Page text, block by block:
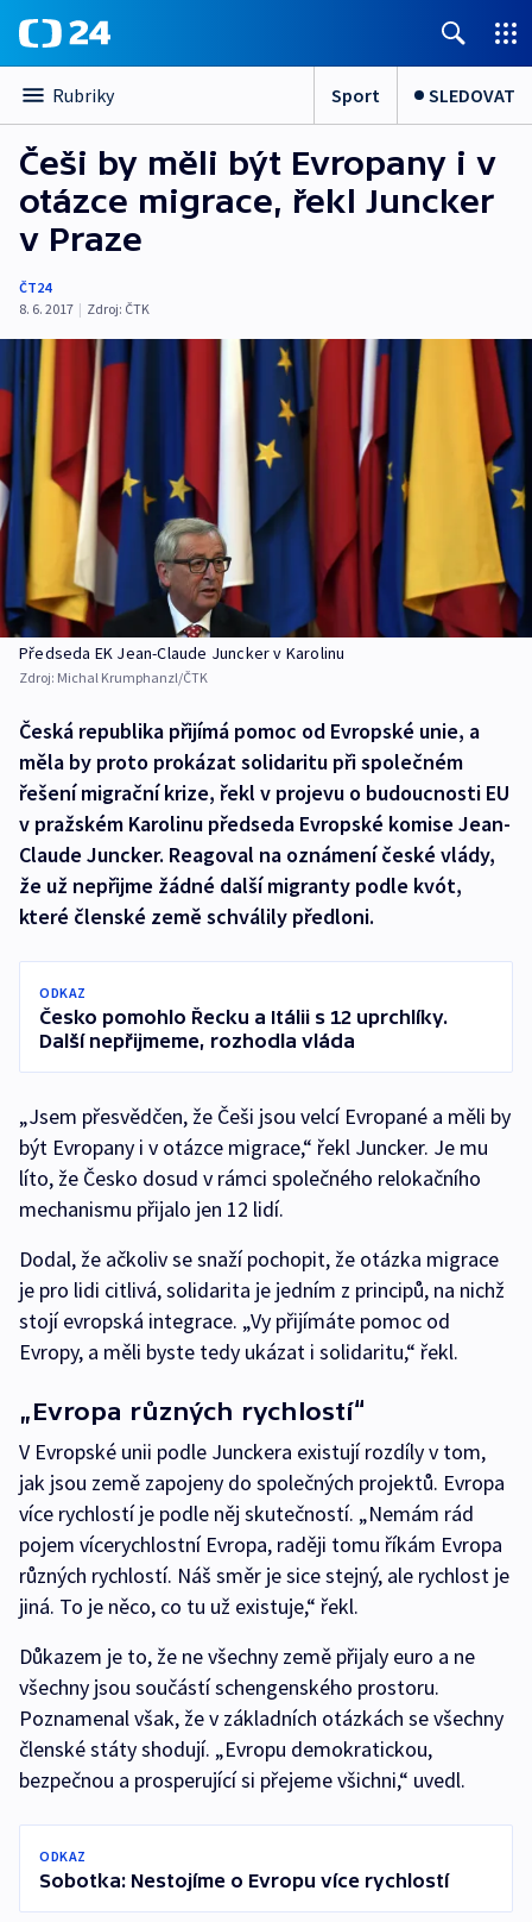
Rubriky Sport SLEDOVAT
Češi by měli být Evropany i v
otázce migrace, řekl Juncker
v Praze
ČT24
8. 6. 2017 | Zdroj: ČTK
Předseda EK Jean-Claude Juncker v Karolinu
Zdroj: Michal Krumphanzl/ČTK
Česká republika přijímá pomoc od Evropské unie, a
měla by proto prokázat solidaritu při společném
řešení migrační krize, řekl v projevu o budoucnosti EU
v pražském Karolinu předseda Evropské komise Jean-
Claude Juncker. Reagoval na oznámení české vlády,
že už nepřijme žádné další migranty podle kvót,
které členské země schválily předloni.
ODKAZ
Česko pomohlo Řecku a Itálii s 12 uprchlíky.
Další nepřijmeme, rozhodla vláda
„Jsem přesvědčen, že Češi jsou velcí Evropané a měli by
být Evropany i v otázce migrace,“ řekl Juncker. Je mu
líto, že Česko dosud v rámci společného relokačního
mechanismu přijalo jen 12 lidí.
Dodal, že ačkoliv se snaží pochopit, že otázka migrace
je pro lidi citlivá, solidarita je jedním z principů, na nichž
stojí evropská integrace. „Vy přijímáte pomoc od
Evropy, a měli byste tedy ukázat i solidaritu,“ řekl.
„Evropa různých rychlostí“
V Evropské unii podle Junckera existují rozdíly v tom,
jak jsou země zapojeny do společných projektů. Evropa
více rychlostí je podle něj skutečností. „Nemám rád
pojem vícerychlostní Evropa, raději tomu říkám Evropa
různých rychlostí. Náš směr je sice stejný, ale rychlost je
jiná. To je něco, co tu už existuje,“ řekl.
Důkazem je to, že ne všechny země přijaly euro a ne
všechny jsou součástí schengenského prostoru.
Poznamenal však, že v základních otázkách se všechny
členské státy shodují. „Evropu demokratickou,
bezpečnou a prosperující si přejeme všichni,“ uvedl.
ODKAZ
Sobotka: Nestojíme o Evropu více rychlostí